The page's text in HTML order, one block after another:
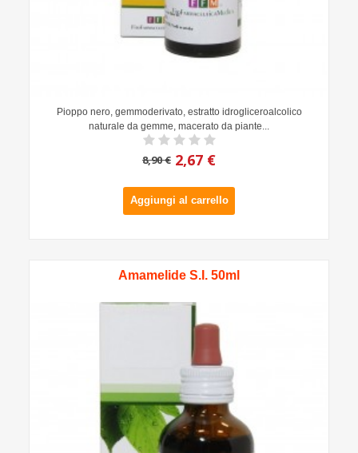
Pioppo nero, gemmoderivato, estratto idrogliceroalcolico
naturale da gemme, macerato da piante...
8,90 € 2,67 €
Aggiungi al carrello
Amamelide S.I. 50ml